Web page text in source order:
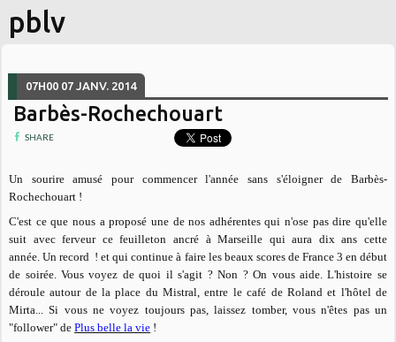
pblv
07H00 07 JANV. 2014
Barbès-Rochechouart
SHARE
Un sourire amusé pour commencer l'année sans s'éloigner de Barbès-
Rochechouart !
C'est ce que nous a proposé une de nos adhérentes qui n'ose pas dire qu'elle
suit avec ferveur ce feuilleton ancré à Marseille qui aura dix ans cette
année. Un record ! et qui continue à faire les beaux scores de France 3 en début
de soirée. Vous voyez de quoi il s'agit ? Non ? On vous aide. L'histoire se
déroule autour de la place du Mistral, entre le café de Roland et l'hôtel de
Mirta... Si vous ne voyez toujours pas, laissez tomber, vous n'êtes pas un
"follower" dePlus belle la vie !